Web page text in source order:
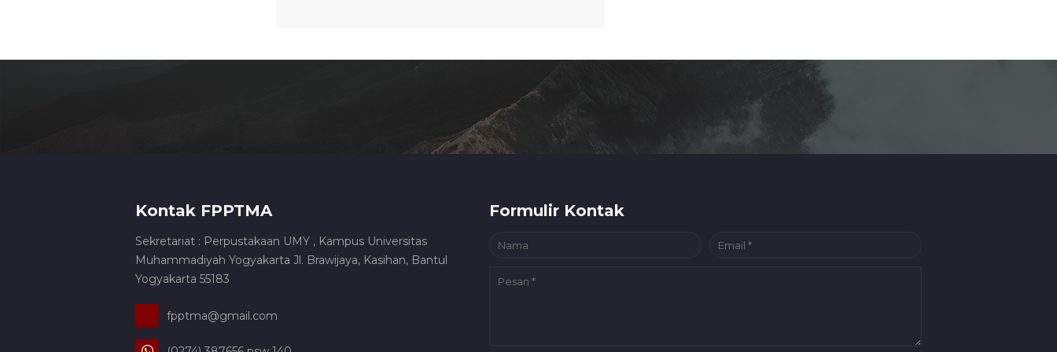
Kontak FPPTMA
Sekretariat : Perpustakaan UMY , Kampus Universitas
Muhammadiyah Yogyakarta Jl. Brawijaya, Kasihan, Bantul
Yogyakarta 55183
fpptma@gmail.com
Formulir Kontak